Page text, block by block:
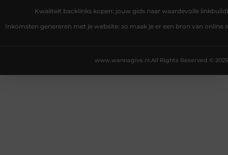
Kwaliteit backlinks kopen: jouw gids naar waardevolle
Inkomsten genereren met je website: zo maak je er een bron van online
All Rights Reserved © 2025
www.wannagive.nl.